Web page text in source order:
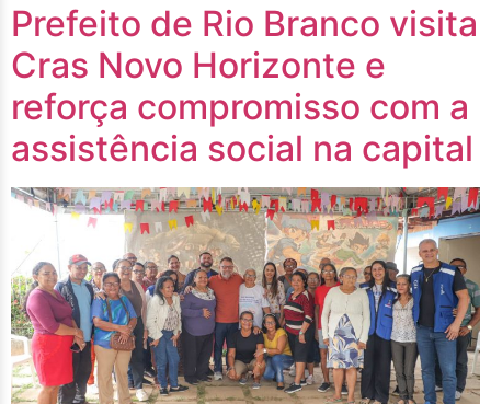
Prefeito de Rio Branco visita
Cras Novo Horizonte e
reforça compromisso com a
assistência social na capital